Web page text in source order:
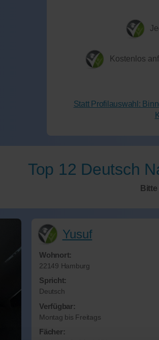
Kostenlos
Statt Profilauswahl:
Top 12 Deutsch
Yusuf
Wohnort:
22149 Hamburg
Spricht:
Deutsch
Verfügbar:
Montag bis Freitags
Fächer: